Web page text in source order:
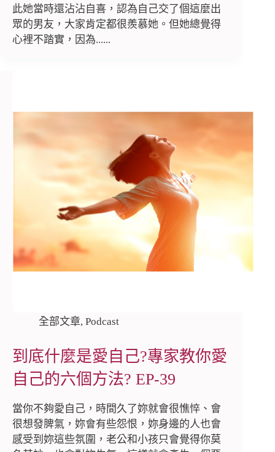
此她當時還沾沾自喜，認為自己交了個這麼出
眾的男友，大家肯定都很羨慕她。但她總覺得
心裡不踏實，因為......
全部文章, Podcast
到底什麼是愛自己?專家教你愛
自己的六個方法? EP-39
當你不夠愛自己，時間久了妳就會很憔悴、會
很想發脾氣，妳會有些怨恨，妳身邊的人也會
感受到妳這些氛圍，老公和小孩只會覺得你莫